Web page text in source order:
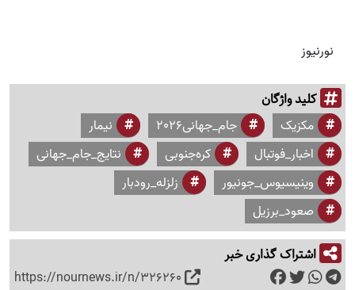
نورنیوز
کلید واژگان
مکزیک جام_جهانی2026
نیمار
اخبار_فوتبال
کره‌جنوبی
نتایج_جام_جهانی
وینیسیوس_جونیور
زلزله_رودبار
صعود_برزیل
اشتراک گذاری خبر
https://nournews.ir/n/326260